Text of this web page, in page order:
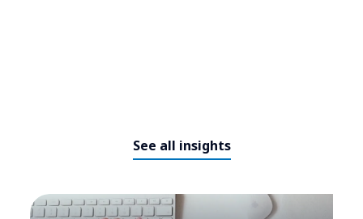
NTT DATA revela restricciones
privacidad y soberanía
See all insights